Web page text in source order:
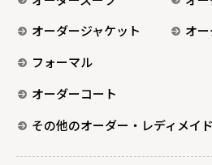
オーダージャケット
オ
フォーマル
オーダーコート
その他のオーダー・レディメイド